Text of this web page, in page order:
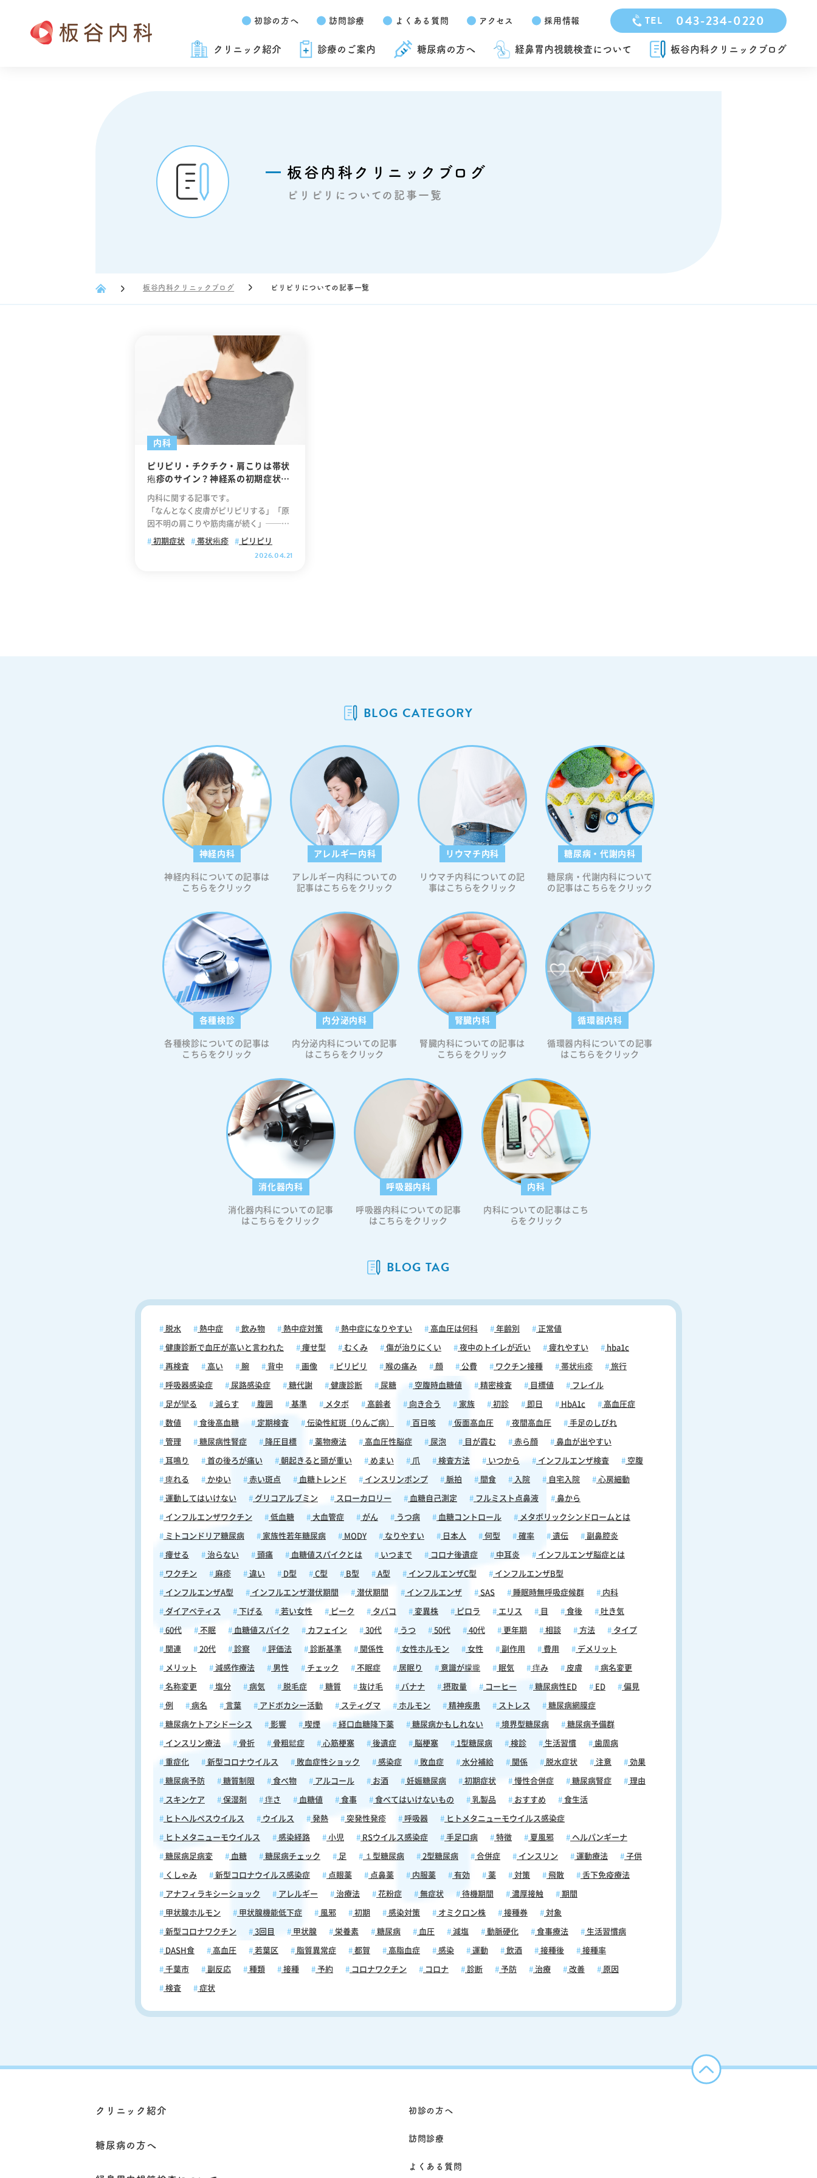
初診の方へ 訪問診療 よくある質問 アクセス 採用情報 TEL 043-234-0220
クリニック紹介 診療のご案内 糖尿病の方へ 経鼻胃内視鏡検査について 板谷内科クリニックブログ
板谷内科クリニックブログ
ピリピリについての記事一覧
板谷内科クリニックブログ ピリピリについての記事一覧
内科
ピリピリ・チクチク・肩こりは帯状
疱疹のサイン？神経系の初期症状を
内科に関する記事です。
「なんとなく皮膚がピリピリする」「原
因不明の肩こりや筋肉痛が続く」──こ
れらは帯状疱疹の前駆症状として現れる
p: 52%; -webkit-transform: translateY(-
50%); transform: translateY(-50%); righ
t: 10px; background-image: url("http
s://itaya-naika.co.jp/static/user/image
s/common/icon_link_w.svg"); width: 1
「ピリピリ・チクチク」はなぜ起きるの
か 症状の感覚別｜ピリピリ・チクチク・
症状と「肩こり・筋肉痛・関節痛」の見
分け方 こんな症状が続いたら帯状疱疹を
疑うサイン ピリピリ・しびれの段階で何
科に受診すべきか まとめ｜「原因不明の
ピリピリ・肩こり」を放置しないために
帯状疱疹の「ピリピリ・チクチク」はな
ぜ起きるのか 帯状疱疹の初期症状として
現れる「チクチク」「ヒリヒリ」といっ
た皮膚の違和感や神経痛は、多くの患者
問に思う症状です。ここでは、そのメカ
ニズムをわかりやすく解説します。 帯状
帯状疱疹の原因は、水痘（水ぼうそう）
と同じ「水痘・帯状疱疹ウイルス」で
す。このウイルスは、水ぼうそうが治っ
た後も体内から完全に消えるわけではな
く、脊髄の近くにある「神経節」と呼ば
れる部位に長年潜伏し続けます。加齢や
疲労、ストレスなどによって免疫力が低
下すると、ウイルスは再び活動を始めま
す。また、再活性化したウイルスは神経
し、最終的に皮膚に発疹を引き起こしま
す。なお、重要なのは、このウイルスが
め、チクチク・ヒリヒリ・しびれ・押す
現れるのです。 「発疹なし・痛みあり」
状として最もやっかいなのが、この「発
疹が出る前の痛み」の段階です。皮膚に
側にチクチク・ヒリヒリとした違和感
や、しびれ、神経痛のような痛みが出現
も「帯状疱疹」とはなかなか結びつけら
れません。肩こりや筋肉痛、関節痛、あ
るいは打撲の後遺症などと混同されるこ
るケースも珍しくありません。なお、痛
みの部位は胸・背中・腰・顔など体の片
触れるだけで痛いといった感覚過敏を伴
う場合には、帯状疱疹の可能性を念頭に
い。発疹が出る前でも診断の手がかりと
なる情報は十分にあるため、気になる症
す。 帯状疱疹の「チクチク・ヒリヒリ」
といった初期症状は、皮膚の問題ではな
ルスが神経を伝って移動する段階からす
でに痛みが始まるため、発疹が出る前の
くく、見逃されやすいのが特徴です。気
になる違和感があれば、皮膚症状が現れ
お、帯状疱疹の発症メカニズムや初期症
状の全体像については、「帯状疱疹の初
間・受診タイミングを医師が解説」で詳
しく解説しています。また、しびれや神
深く知りたい方は、「神経疾患の症状と
特徴について徹底解説」もあわせて参考
ピリ・チクチク・ヒリヒリ・しびれの違
「チクチク」「ヒリヒリ」「しびれ」な
す。それぞれの感覚には異なるメカニズ
ムと特徴があり、正しく理解することが
の種類別に詳しく解説します。 ピリピ
リ・チクチクする感覚 帯状疱疹の初期症
ピリピリ・チクチクとした電気が走るよ
うな刺激感です。筋肉痛や肩こりによる
的に走るような鋭い感覚が特徴で、姿勢
りになります。特に重要なのは、症状が
ポイントとなります。また、衣服が軽く
疱疹の可能性がより高いと考えてくださ
る場合は、「顔・頭部に出る帯状疱疹の
初期症状 帯状疱疹 ピリピリ
2026.04.21
BLOG CATEGORY
神経内科
神経内科についての記事は
こちらをクリック
アレルギー内科
アレルギー内科についての
記事はこちらをクリック
リウマチ内科
リウマチ内科についての記
事はこちらをクリック
糖尿病・代謝内科
糖尿病・代謝内科について
の記事はこちらをクリック
各種検診
各種検診についての記事は
こちらをクリック
内分泌内科
内分泌内科についての記事
はこちらをクリック
腎臓内科
腎臓内科についての記事は
こちらをクリック
循環器内科
循環器内科についての記事
はこちらをクリック
消化器内科
消化器内科についての記事
はこちらをクリック
呼吸器内科
呼吸器内科についての記事
はこちらをクリック
内科
内科についての記事はこち
らをクリック
BLOG TAG
脱水 熱中症 飲み物 熱中症対策 熱中症になりやすい 高血圧は何科 年齢別 正常値
健康診断で血圧が高いと言われた 痩せ型 むくみ 傷が治りにくい 夜中のトイレが近い 疲れやすい hba1c
再検査 高い 腕 背中 画像 ピリピリ 喉の痛み 顔 公費 ワクチン接種 帯状疱疹 旅行
呼吸器感染症 尿路感染症 糖代謝 健康診断 尿糖 空腹時血糖値 精密検査 目標値 フレイル
足が攣る 減らす 腹囲 基準 メタボ 高齢者 向き合う 家族 初診 即日 HbA1c 高血圧症
数値 食後高血糖 定期検査 伝染性紅斑（りんご病） 百日咳 仮面高血圧 夜間高血圧 手足のしびれ
管理 糖尿病性腎症 降圧目標 薬物療法 高血圧性脳症 尿泡 目が霞む 赤ら顔 鼻血が出やすい
耳鳴り 首の後ろが痛い 朝起きると頭が重い めまい 爪 検査方法 いつから インフルエンザ検査 空腹
痺れる かゆい 赤い斑点 血糖トレンド インスリンポンプ 脈拍 間食 入院 自宅入院 心房細動
運動してはいけない グリコアルブミン スローカロリー 血糖自己測定 フルミスト点鼻液 鼻から
インフルエンザワクチン 低血糖 大血管症 がん うつ病 血糖コントロール メタボリックシンドロームとは
ミトコンドリア糖尿病 家族性若年糖尿病 MODY なりやすい 日本人 何型 確率 遺伝 副鼻腔炎
痩せる 治らない 頭痛 血糖値スパイクとは いつまで コロナ後遺症 中耳炎 インフルエンザ脳症とは
ワクチン 麻疹 違い D型 C型 B型 A型 インフルエンザC型 インフルエンザB型
インフルエンザA型 インフルエンザ潜伏期間 潜伏期間 インフルエンザ SAS 睡眠時無呼吸症候群 内科
ダイアベティス 下げる 若い女性 ピーク タバコ 変異株 ピロラ エリス 目 食後 吐き気
60代 不眠 血糖値スパイク カフェイン 30代 うつ 50代 40代 更年期 相談 方法 タイプ
関連 20代 診察 評価法 診断基準 関係性 女性ホルモン 女性 副作用 費用 デメリット
メリット 減感作療法 男性 チェック 不眠症 居眠り 意識が朦朧 眠気 痒み 皮膚 病名変更
名称変更 塩分 病気 脱毛症 糖質 抜け毛 バナナ 摂取量 コーヒー 糖尿病性ED ED 偏見
例 病名 言葉 アドボカシー活動 スティグマ ホルモン 精神疾患 ストレス 糖尿病網膜症
糖尿病ケトアシドーシス 影響 喫煙 経口血糖降下薬 糖尿病かもしれない 境界型糖尿病 糖尿病予備群
インスリン療法 骨折 骨粗鬆症 心筋梗塞 後遺症 脳梗塞 1型糖尿病 検診 生活習慣 歯周病
重症化 新型コロナウイルス 敗血症性ショック 感染症 敗血症 水分補給 関係 脱水症状 注意 効果
糖尿病予防 糖質制限 食べ物 アルコール お酒 妊娠糖尿病 初期症状 慢性合併症 糖尿病腎症 理由
スキンケア 保湿剤 痒さ 血糖値 食事 食べてはいけないもの 乳製品 おすすめ 食生活
ヒトヘルペスウイルス ウイルス 発熱 突発性発疹 呼吸器 ヒトメタニューモウイルス感染症
ヒトメタニューモウイルス 感染経路 小児 RSウイルス感染症 手足口病 特徴 夏風邪 ヘルパンギーナ
糖尿病足病変 血糖 糖尿病チェック 足 １型糖尿病 2型糖尿病 合併症 インスリン 運動療法 子供
くしゃみ 新型コロナウイルス感染症 点眼薬 点鼻薬 内服薬 有効 薬 対策 飛散 舌下免疫療法
アナフィラキシーショック アレルギー 治療法 花粉症 無症状 待機期間 濃厚接触 期間
甲状腺ホルモン 甲状腺機能低下症 風邪 初期 感染対策 オミクロン株 接種券 対象
新型コロナワクチン 3回目 甲状腺 栄養素 糖尿病 血圧 減塩 動脈硬化 食事療法 生活習慣病
DASH食 高血圧 若葉区 脂質異常症 都賀 高脂血症 感染 運動 飲酒 接種後 接種率
千葉市 副反応 種類 接種 予約 コロナワクチン コロナ 診断 予防 治療 改善 原因
検査 症状
クリニック紹介
糖尿病の方へ
初診の方へ
訪問診療
よくある質問